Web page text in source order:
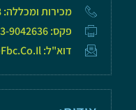
מכירות ומכללה: 072-25-75-328
פקס: 03-9042636
דוא"ל: Fbc@fbc.co.il